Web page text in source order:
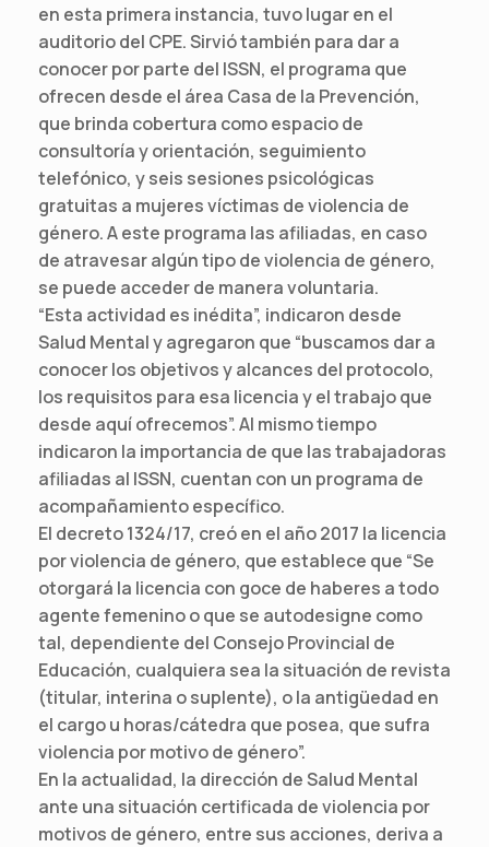
en esta primera instancia, tuvo lugar en el
auditorio del CPE. Sirvió también para dar a
conocer por parte del ISSN, el programa que
ofrecen desde el área Casa de la Prevención,
que brinda cobertura como espacio de
consultoría y orientación, seguimiento
telefónico, y seis sesiones psicológicas
gratuitas a mujeres víctimas de violencia de
género. A este programa las afiliadas, en caso
de atravesar algún tipo de violencia de género,
se puede acceder de manera voluntaria.
“Esta actividad es inédita”, indicaron desde
Salud Mental y agregaron que “buscamos dar a
conocer los objetivos y alcances del protocolo,
los requisitos para esa licencia y el trabajo que
desde aquí ofrecemos”. Al mismo tiempo
indicaron la importancia de que las trabajadoras
afiliadas al ISSN, cuentan con un programa de
acompañamiento específico.
El decreto 1324/17, creó en el año 2017 la licencia
por violencia de género, que establece que “Se
otorgará la licencia con goce de haberes a todo
agente femenino o que se autodesigne como
tal, dependiente del Consejo Provincial de
Educación, cualquiera sea la situación de revista
(titular, interina o suplente), o la antigüedad en
el cargo u horas/cátedra que posea, que sufra
violencia por motivo de género”.
En la actualidad, la dirección de Salud Mental
ante una situación certificada de violencia por
motivos de género, entre sus acciones, deriva a